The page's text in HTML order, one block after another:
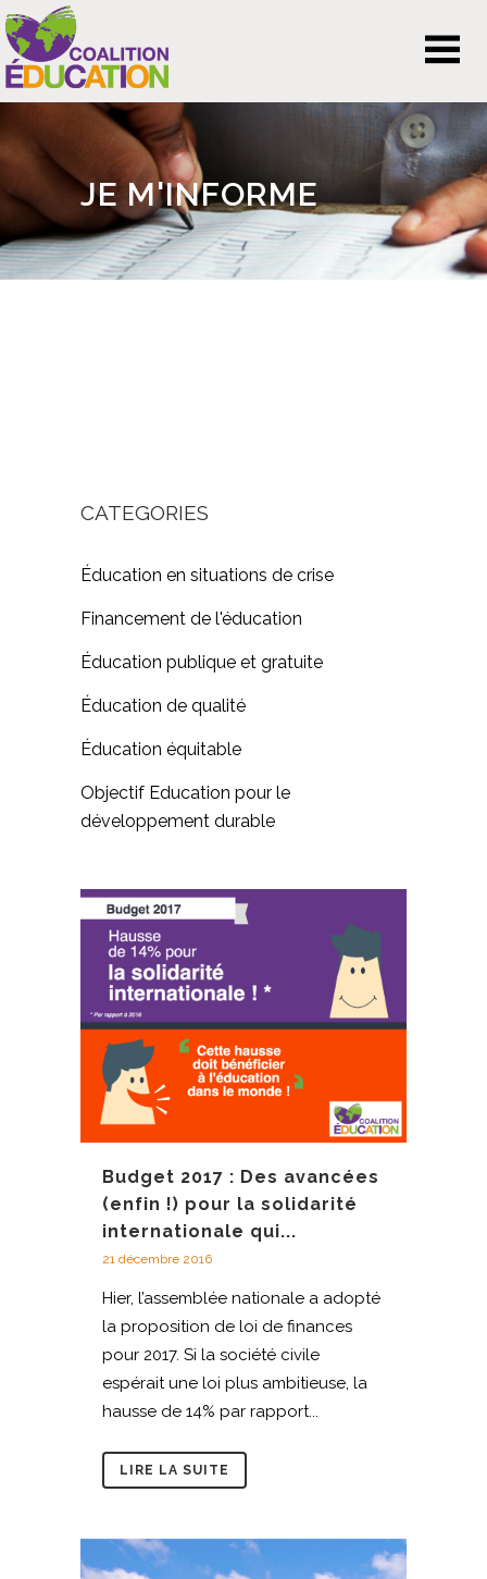
JE M'INFORME
CATEGORIES
Éducation en situations de crise
Financement de l'éducation
Éducation publique et gratuite
Éducation de qualité
Éducation équitable
Objectif Education pour le
développement durable
Budget 2017 : Des avancées
(enfin !) pour la solidarité
internationale qui...
21 décembre 2016
Hier, l’assemblée nationale a adopté
la proposition de loi de finances
pour 2017. Si la société civile
espérait une loi plus ambitieuse, la
hausse de 14% par rapport...
LIRE LA SUITE